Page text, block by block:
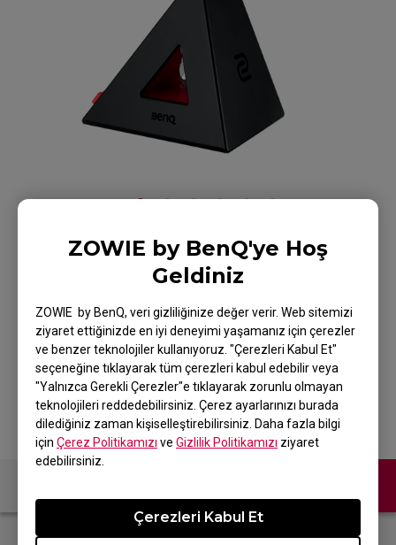
ZOWIE by BenQ'ye Hoş
Geldiniz
ZOWIE by BenQ, veri gizliliğinize değer verir. Web sitemizi
ziyaret ettiğinizde en iyi deneyimi yaşamanız için çerezler
ve benzer teknolojiler kullanıyoruz. "Çerezleri Kabul Et"
seçeneğine tıklayarak tüm çerezleri kabul edebilir veya
"Yalnızca Gerekli Çerezler"e tıklayarak zorunlu olmayan
teknolojileri reddedebilirsiniz. Çerez ayarlarınızı burada
dilediğiniz zaman kişiselleştirebilirsiniz. Daha fazla bilgi
için Çerez Politikamızı ve Gizlilik Politikamızı ziyaret
edebilirsiniz.
Çerezleri Kabul Et
ZOWIE CAMADE II
Espor Cable
Management Device
Ürüne Geri Dön